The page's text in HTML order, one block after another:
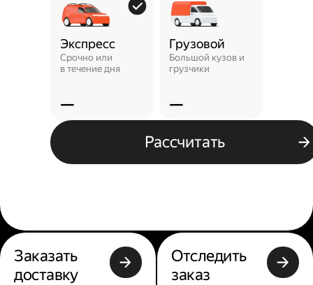
Экспресс
Срочно или
в течение дня
—
Грузовой
Большой кузов и
грузчики
—
Рассчитать
Заказать
доставку
Отследить
заказ